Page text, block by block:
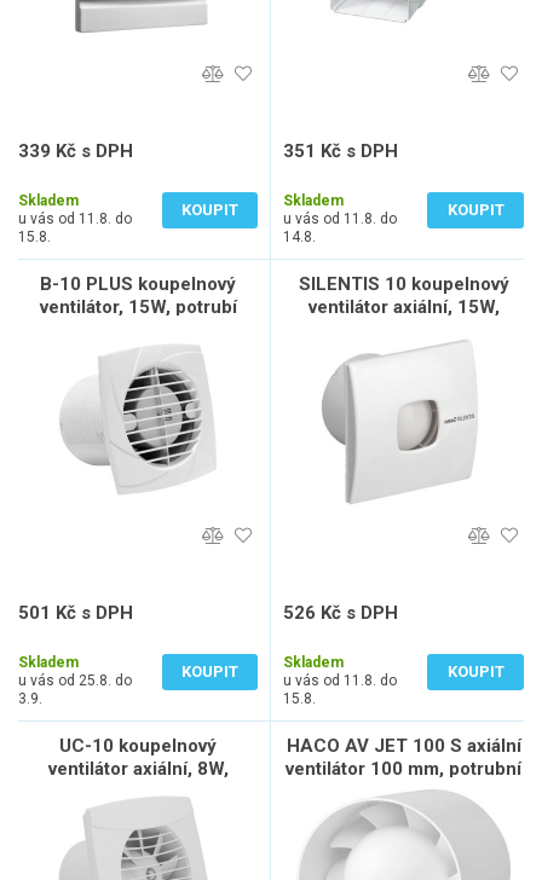
339 Kč s DPH
Skladem
u vás od 11.8. do
15.8.
KOUPIT
351 Kč s DPH
Skladem
u vás od 11.8. do
14.8.
KOUPIT
B-10 PLUS koupelnový
ventilátor, 15W, potrubí
501 Kč s DPH
Skladem
u vás od 25.8. do
3.9.
KOUPIT
SILENTIS 10 koupelnový
ventilátor axiální, 15W,
526 Kč s DPH
Skladem
u vás od 11.8. do
15.8.
KOUPIT
UC-10 koupelnový
ventilátor axiální, 8W,
potrubí 100mm, bílá
HACO AV JET 100 S axiální
ventilátor 100 mm, potrubní